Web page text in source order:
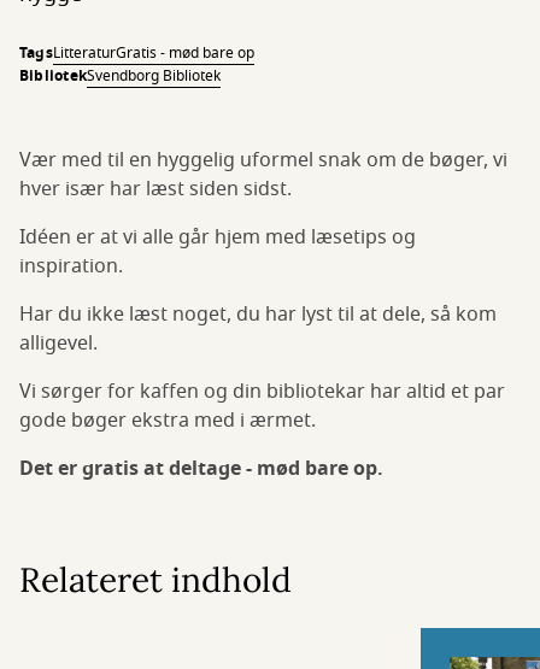
TagsLitteraturGratis - mød bare op
BibliotekSvendborg Bibliotek
Vær med til en hyggelig uformel snak om de bøger, vi
hver især har læst siden sidst.
Idéen er at vi alle går hjem med læsetips og
inspiration.
Har du ikke læst noget, du har lyst til at dele, så kom
alligevel.
Vi sørger for kaffen og din bibliotekar har altid et par
gode bøger ekstra med i ærmet.
Det er gratis at deltage - mød bare op.
Relateret indhold